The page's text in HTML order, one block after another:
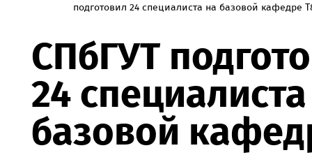
подготовил 24 специалиста на базовой кафедре
СПбГУТ
24
базовой